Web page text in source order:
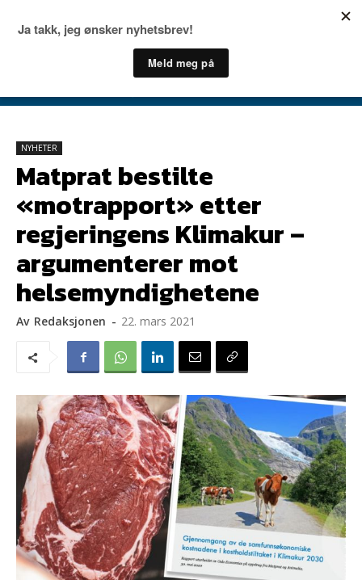
NYHETER
Matprat bestilte
«motrapport» etter
regjeringens Klimakur –
argumenterer mot
helsemyndighetene
Av Redaksjonen - 22. mars 2021